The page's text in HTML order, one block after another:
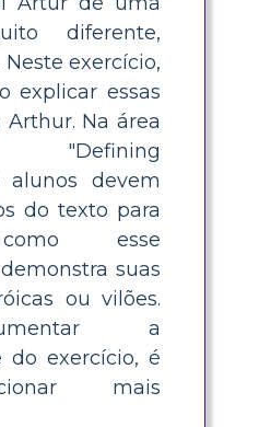
diferente,
exercício,
explicar essas
Na área
"Defining
alunos devem
do texto para
esse
suas
ou vilões.
a
do exercício, é
mais